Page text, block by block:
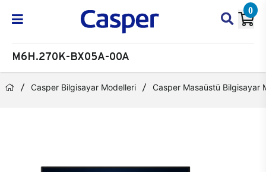
0
M6H.270K-BX05A-00A
Casper Bilgisayar Modelleri Casper Masaüstü Bilgisayar